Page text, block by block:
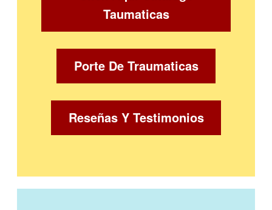
Taumaticas
Porte De Traumaticas
Reseñas Y Testimonios